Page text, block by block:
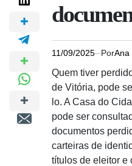
11/09/2025 PorAna
Quem tiver
de Vitória, pode
lo. A Casa do
pode ser
documentos
carteiras de
títulos de eleitor e